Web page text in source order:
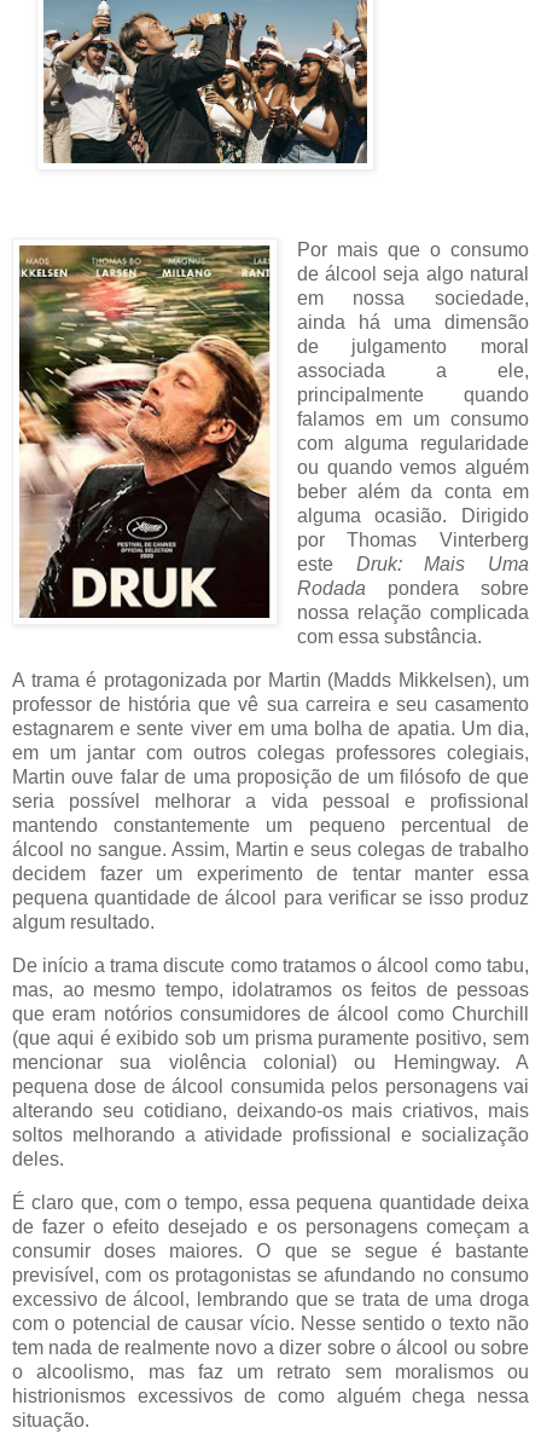
Por mais que o consumo
de álcool seja algo natural
em nossa sociedade,
ainda há uma dimensão
de julgamento moral
associada a ele,
principalmente quando
falamos em um consumo
com alguma regularidade
ou quando vemos alguém
beber além da conta em
alguma ocasião. Dirigido
por Thomas Vinterberg
este Druk: Mais Uma
Rodadapondera sobre
nossa relação complicada
com essa substância.
A trama é protagonizada por Martin (Madds Mikkelsen), um
professor de história que vê sua carreira e seu casamento
estagnarem e sente viver em uma bolha de apatia. Um dia,
em um jantar com outros colegas professores colegiais,
Martin ouve falar de uma proposição de um filósofo de que
seria possível melhorar a vida pessoal e profissional
mantendo constantemente um pequeno percentual de
álcool no sangue. Assim, Martin e seus colegas de trabalho
decidem fazer um experimento de tentar manter essa
pequena quantidade de álcool para verificar se isso produz
algum resultado.
De início a trama discute como tratamos o álcool como tabu,
mas, ao mesmo tempo, idolatramos os feitos de pessoas
que eram notórios consumidores de álcool como Churchill
(que aqui é exibido sob um prisma puramente positivo, sem
mencionar sua violência colonial) ou Hemingway. A
pequena dose de álcool consumida pelos personagens vai
alterando seu cotidiano, deixando-os mais criativos, mais
soltos melhorando a atividade profissional e socialização
deles.
É claro que, com o tempo, essa pequena quantidade deixa
de fazer o efeito desejado e os personagens começam a
consumir doses maiores. O que se segue é bastante
previsível, com os protagonistas se afundando no consumo
excessivo de álcool, lembrando que se trata de uma droga
com o potencial de causar vício. Nesse sentido o texto não
tem nada de realmente novo a dizer sobre o álcool ou sobre
o alcoolismo, mas faz um retrato sem moralismos ou
histrionismos excessivos de como alguém chega nessa
situação.